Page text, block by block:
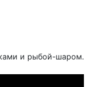
и рыбой-шаром.